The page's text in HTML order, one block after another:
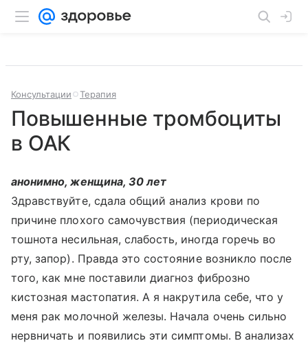
Консультации Терапия
Повышенные тромбоциты
в ОАК
анонимно, женщина, 30 лет
Здравствуйте, сдала общий анализ крови по
причине плохого самочувствия (периодическая
тошнота несильная, слабость, иногда горечь во
рту, запор). Правда это состояние возникло после
того, как мне поставили диагноз фиброзно
кистозная мастопатия. А я накрутила себе, что у
меня рак молочной железы. Начала очень сильно
нервничать и появились эти симптомы. В анализах